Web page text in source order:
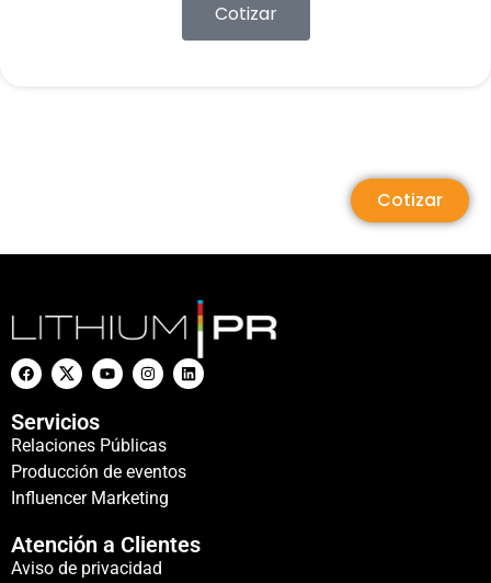
Cotizar
Cotizar
Servicios
Relaciones Públicas
Producción de eventos
Influencer Marketing
Atención a Clientes
Aviso de privacidad